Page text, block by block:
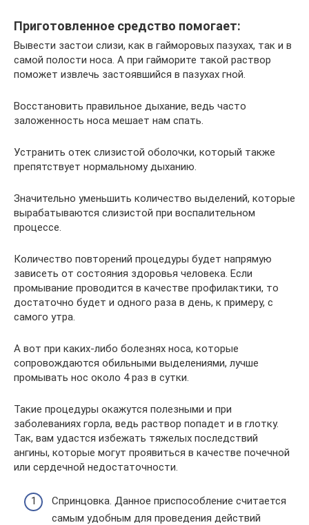
Приготовленное средство помогает:
Вывести застои слизи, как в гайморовых пазухах, так и в
самой полости носа. А при гайморите такой раствор
поможет извлечь застоявшийся в пазухах гной.
Восстановить правильное дыхание, ведь часто
заложенность носа мешает нам спать.
Устранить отек слизистой оболочки, который также
препятствует нормальному дыханию.
Значительно уменьшить количество выделений, которые
вырабатываются слизистой при воспалительном
процессе.
Количество повторений процедуры будет напрямую
зависеть от состояния здоровья человека. Если
промывание проводится в качестве профилактики, то
достаточно будет и одного раза в день, к примеру, с
самого утра.
А вот при каких-либо болезнях носа, которые
сопровождаются обильными выделениями, лучше
промывать нос около 4 раз в сутки.
Такие процедуры окажутся полезными и при
заболеваниях горла, ведь раствор попадет и в глотку.
Так, вам удастся избежать тяжелых последствий
ангины, которые могут проявиться в качестве почечной
или сердечной недостаточности.
Спринцовка. Данное приспособление считается
самым удобным для проведения действий